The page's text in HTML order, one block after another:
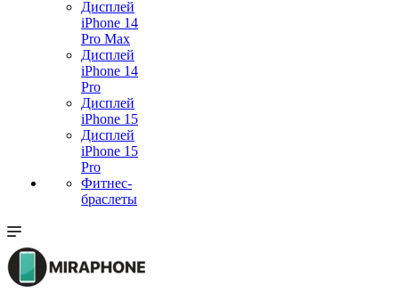
Дисплей
iPhone 14
Pro Max
Дисплей
iPhone 14
Pro
Дисплей
iPhone 15
Дисплей
iPhone 15
Pro
Фитнес-
браслеты